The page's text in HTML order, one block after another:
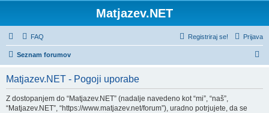
Matjazev.NET
FAQ Prijava
Registriraj se!
Seznam forumov
Matjazev.NET - Pogoji uporabe
Z dostopanjem do “Matjazev.NET” (nadalje navedeno kot “mi”, “naš”,
“Matjazev.NET”, “https://www.matjazev.net/forum”), uradno potrjujete, da se